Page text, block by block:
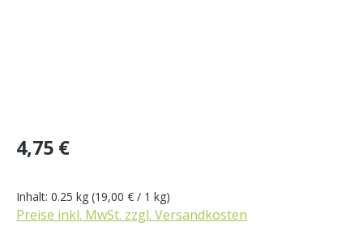
Regulärer Preis:
4,75 €
Inhalt: 0.25 kg (19,00 € / 1 kg)
Preise inkl. MwSt. zzgl. Versandkosten